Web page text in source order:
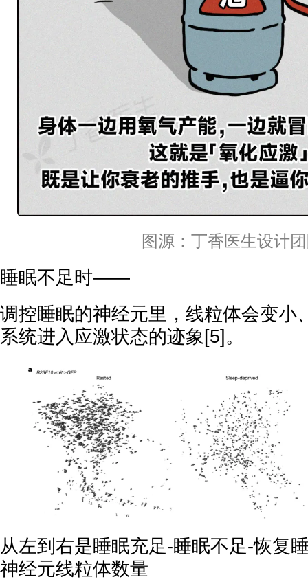
图源：丁香医生设计
睡眠不足时——
调控睡眠的神经元里，线粒体会变小
系统进入应激状态的迹象[5]。
从左到右是睡眠充足-睡眠不足-恢复
神经元线粒体数量